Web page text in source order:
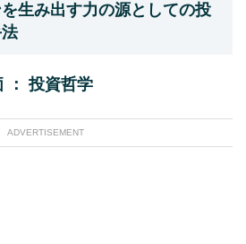
生み出す力の源としての投
： 投資哲学
ADVERTISEMENT